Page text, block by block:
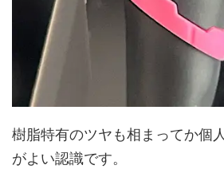
樹脂特有のツヤも相まってか個
がよい認識です。